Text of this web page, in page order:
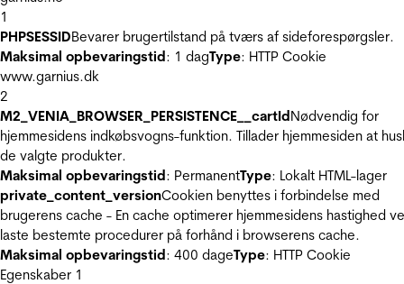
1
PHPSESSIDBevarer brugertilstand på tværs af sideforespørgsler.
Maksimal opbevaringstid: 1 dagType: HTTP Cookie
www.garnius.dk
2
M2_VENIA_BROWSER_PERSISTENCE__cartIdNødvendig for
hjemmesidens indkøbsvogns-funktion. Tillader hjemmesiden at
de valgte produkter.
Maksimal opbevaringstid: PermanentType: Lokalt HTML-lager
private_content_versionCookien benyttes i forbindelse med
brugerens cache - En cache optimerer hjemmesidens hastighed
laste bestemte procedurer på forhånd i browserens cache.
Maksimal opbevaringstid: 400 dageType: HTTP Cookie
Egenskaber 1